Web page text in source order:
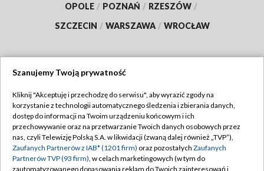
OPOLE / POZNAŃ / RZESZÓW /
SZCZECIN / WARSZAWA / WROCŁAW
TVP
Abonament TVP
Emisja w TVP
Centrum informacji TVP
Regulamin TVP
Polityka prywatności
Moje zgody
Szanujemy Twoją prywatność
Kliknij "Akceptuję i przechodzę do serwisu", aby wyrazić zgody na
korzystanie z technologii automatycznego śledzenia i zbierania danych,
dostęp do informacji na Twoim urządzeniu końcowym i ich
przechowywanie oraz na przetwarzanie Twoich danych osobowych przez
nas, czyli Telewizję Polską S.A. w likwidacji (zwaną dalej również „TVP”),
Zaufanych Partnerów z IAB* (1201 firm) oraz pozostałych Zaufanych
Partnerów TVP (93 firm), w celach marketingowych (w tym do
zautomatyzowanego dopasowania reklam do Twoich zainteresowań i